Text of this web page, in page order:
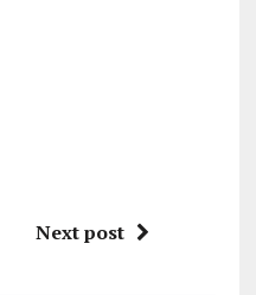
Next post